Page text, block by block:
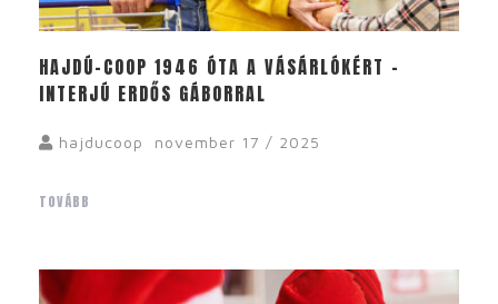
HAJDÚ-COOP 1946 ÓTA A VÁSÁRLÓKÉRT –
INTERJÚ ERDŐS GÁBORRAL
hajducoop november 17 / 2025
TOVÁBB